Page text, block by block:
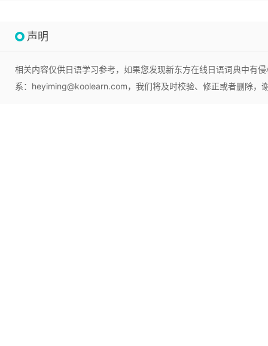
声明
相关内容仅供日语学习参考，如果您发现新东方在线日语词典中有
系：heyiming@koolearn.com，我们将及时校验、修正或者删除，